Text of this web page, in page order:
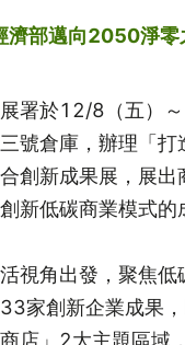
濟部邁向2050淨零
署於12/8（五）
號倉庫，辦理「打
創新成果展，展出
新低碳商業模式的
視角出發，聚焦低
家創新企業成果
店」2大主題區域